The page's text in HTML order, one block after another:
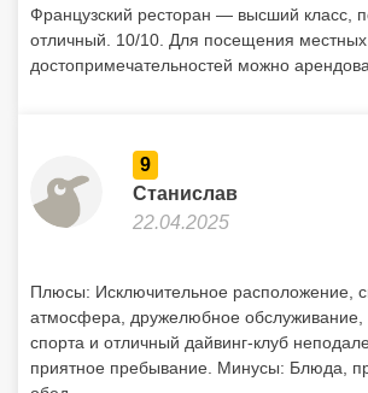
Французский ресторан — высший класс,
отличный. 10/10. Для посещения местных
достопримечательностей можно
9
Станислав
22.04.2025
Плюсы: Исключительное расположение,
атмосфера, дружелюбное
спорта и отличный дайвинг-клуб
приятное пребывание. Минусы: Блюда,